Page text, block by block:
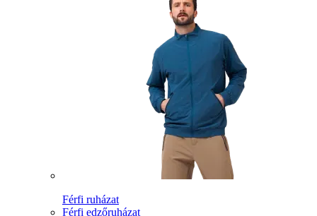
Férfi ruházat
Férfi edzőruházat